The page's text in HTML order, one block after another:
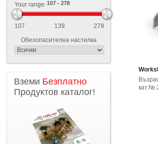
Your range:
107 139
278
Обезопасителна настилка
Вземи Безплатно
Продуктов каталог!
кат.№